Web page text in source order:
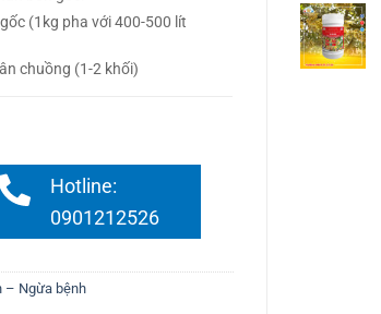
(1kg pha với 400-500 lít
chuồng (1-2 khối)
Hotline:
0901212526
– Ngừa bệnh